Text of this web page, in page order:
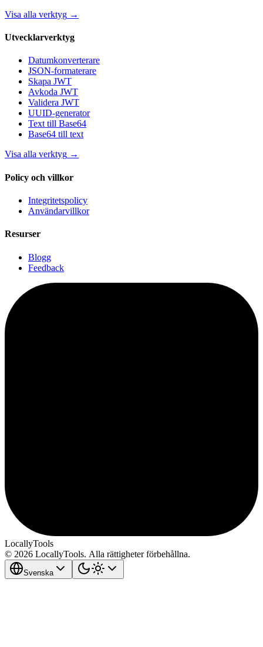
Visa alla verktyg →
Utvecklarverktyg
Datumkonverterare
JSON-formaterare
Skapa JWT
Avkoda JWT
Validera JWT
UUID-generator
Text till Base64
Base64 till text
Visa alla verktyg →
Policy och villkor
Integritetspolicy
Användarvillkor
Resurser
Blogg
Feedback
LocallyTools
© 2026 LocallyTools. Alla rättigheter förbehållna.
Svenska